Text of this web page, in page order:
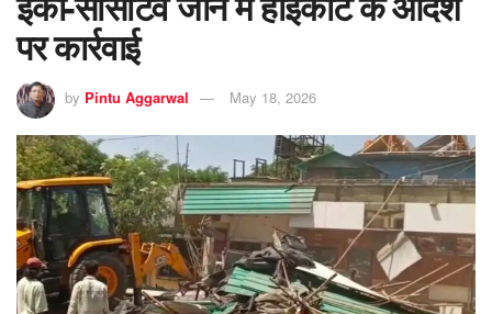
पर कार्रवाई
by Pintu Aggarwal May 18, 2026